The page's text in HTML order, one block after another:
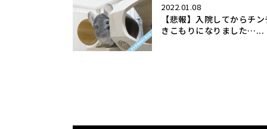
2022.01.08
【悲報】入院してからチ
きこもりになりました…...